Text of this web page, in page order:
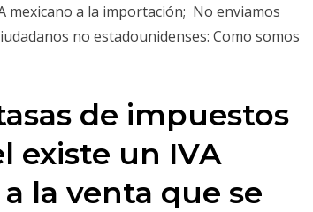
mexicano a la importación; No enviamos
no estadounidenses: Como somos
de impuestos
existe un IVA
la venta que se